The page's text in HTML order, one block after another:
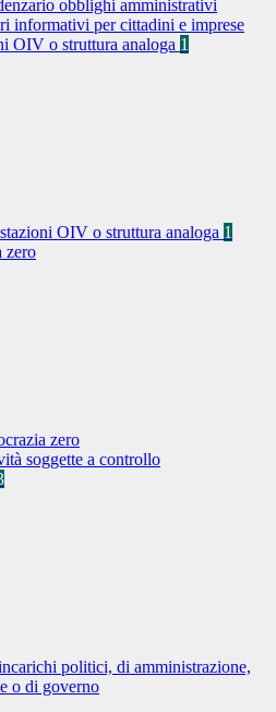
obblighi amministrativi
informativi per cittadini e imprese
OIV o struttura analoga 1
OIV o struttura analoga 1
zero
zero
soggette a controllo
politici, di amministrazione,
o di governo